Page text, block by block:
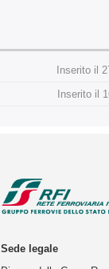
Inserito il
Inserito il
Sede legale